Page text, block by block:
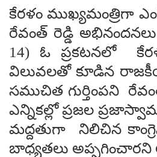
కేరళం ముఖ్యమంత్రిగా
రేవంత్ రెడ్డి
14) ఓ ప్రకటనలో
విలువలతో కూడిన‌
సముచిత గుర్తింపని
ఎన్నికల్లో ప్రజల
మద్దతుగా నిలిచిన
బాధ్యతలు అప్పగించారని